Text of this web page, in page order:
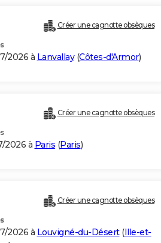
Créer une cagnotte obsèques
2026 à Lanvallay(Côtes-d'Armor)
Créer une cagnotte obsèques
2026 à Paris (Paris)
Créer une cagnotte obsèques
2026 à Louvigné-du-Désert(Ille-et-